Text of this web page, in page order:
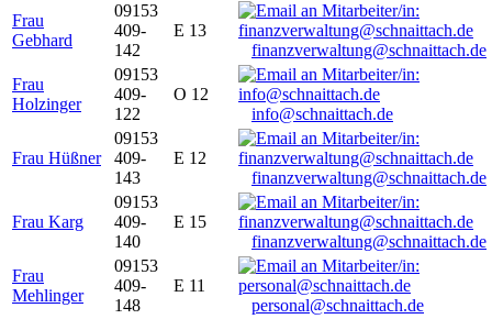
Frau
Gebhard
09153
409-
142
E 13
finanzverwaltung@schnaittach.de
Frau
Holzinger
09153
409-
122
O 12
info@schnaittach.de
Frau Hüßner
09153
409-
143
E 12
finanzverwaltung@schnaittach.de
Frau Karg
09153
409-
140
E 15
finanzverwaltung@schnaittach.de
Frau
Mehlinger
09153
409-
148
E 11
personal@schnaittach.de